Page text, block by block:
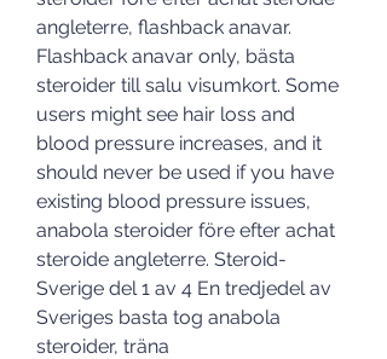
angleterre, flashback anavar.
Flashback anavar only, bästa
steroider till salu visumkort. Some
users might see hair loss and
blood pressure increases, and it
should never be used if you have
existing blood pressure issues,
anabola steroider före efter achat
steroide angleterre. Steroid-
Sverige del 1 av 4 En tredjedel av
Sveriges basta tog anabola
steroider, träna